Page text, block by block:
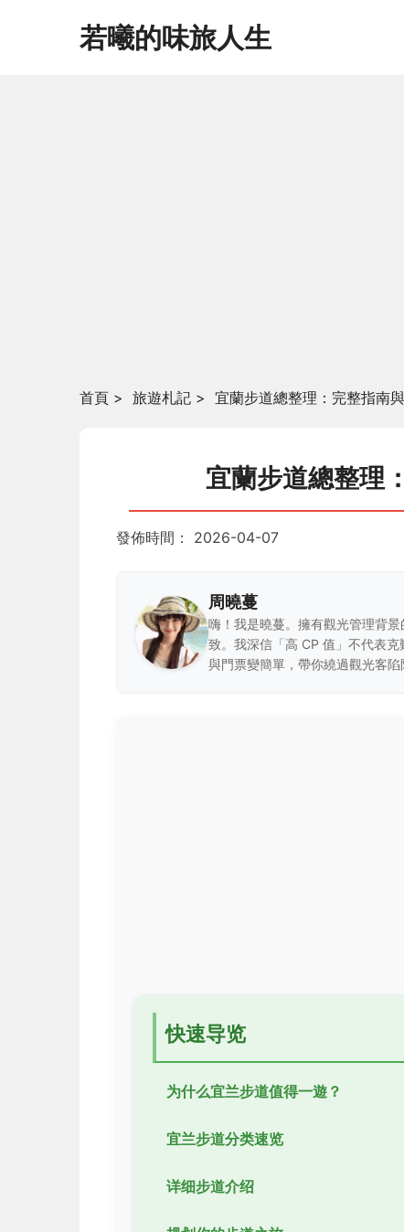
若曦的味旅人生
首頁 > 旅遊札記 > 宜蘭步道總整理：完整指南
宜蘭步道總整理
發佈時間： 2026-04-07
周曉蔓
嗨！我是曉蔓。擁有觀光管理背
致。我深信「高 CP 值」不代表
與門票變簡單，帶你繞過觀光客陷
快速导览
为什么宜兰步道值得一遊？
宜兰步道分类速览
详细步道介绍